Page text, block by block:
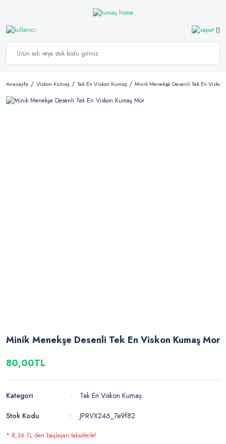
Anasayfa Viskon Kumaş Tek En Viskon Kumaş Minik Menekşe Desenli Tek En Viskon
Minik Menekşe Desenli Tek En Viskon Kumaş Mor
80,00TL
Kategori
Tek En Viskon Kumaş
Stok Kodu
JPRVX246_7e9f82
* 8,34 TL den başlayan taksitlerle!